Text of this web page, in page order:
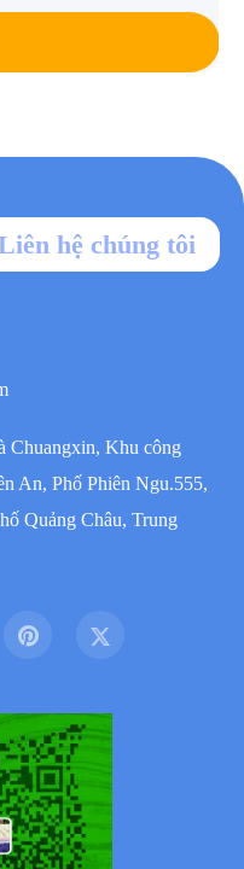
hệ chúng tôi
Chuangxin, Khu công
An, Phố Phiên Ngu.555,
Quảng Châu, Trung